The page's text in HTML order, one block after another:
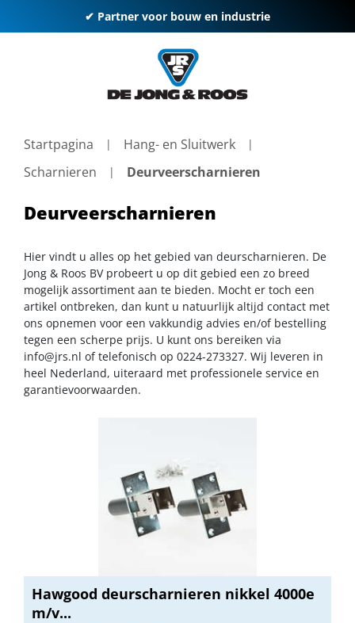
✔ Partner voor bouw en industrie
Startpagina
Hang- en Sluitwerk
Scharnieren
Deurveerscharnieren
Deurveerscharnieren
Hier vindt u alles op het gebied van deurscharnieren. De
Jong & Roos BV probeert u op dit gebied een zo breed
mogelijk assortiment aan te bieden. Mocht er toch een
artikel ontbreken, dan kunt u natuurlijk altijd contact met
ons opnemen voor een vakkundig advies en/of bestelling
tegen een scherpe prijs. U kunt ons bereiken via
info@jrs.nl of telefonisch op 0224-273327. Wij leveren in
heel Nederland, uiteraard met professionele service en
garantievoorwaarden.
Hawgood deurscharnieren nikkel 4000e
m/v...